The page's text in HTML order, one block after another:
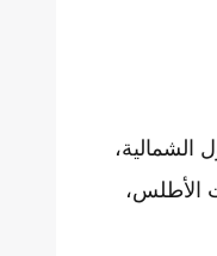
الأطلس،